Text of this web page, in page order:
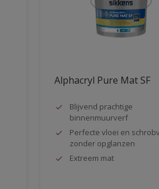
Alphacryl Pure Mat SF
Blijvend prachtige
binnenmuurverf
Perfecte vloei en
zonder opglanzen
Extreem mat